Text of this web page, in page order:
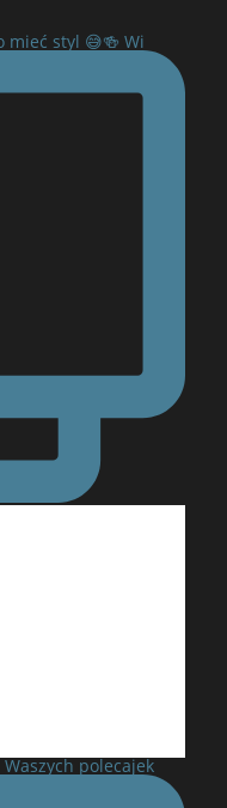
mieć styl 😅🍻 Wi
polecajek